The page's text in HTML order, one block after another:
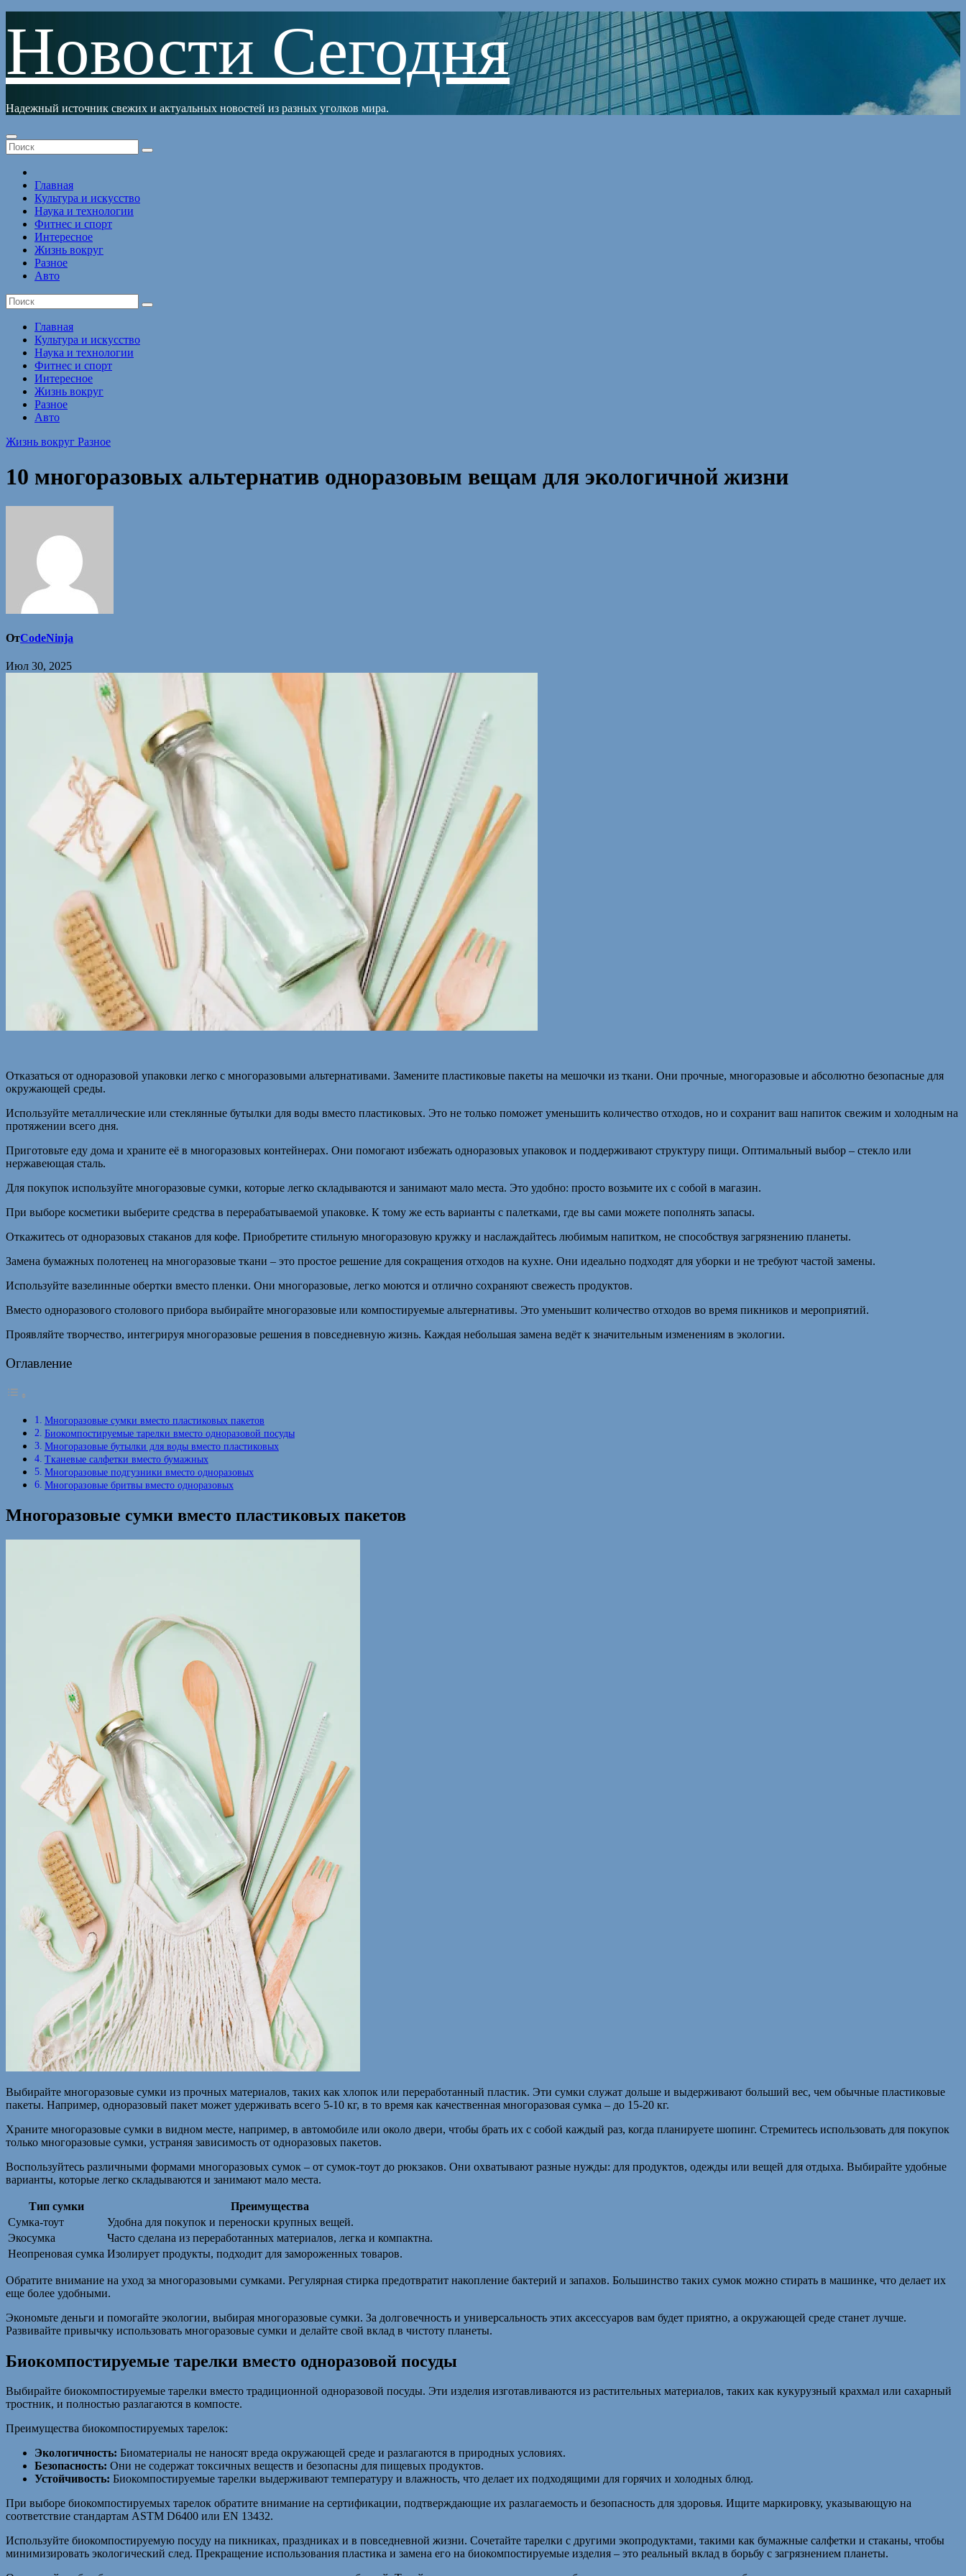
к
содержимому
Новости Сегодня
Надежный источник свежих и актуальных новостей из разных уголков мира.
Главная
Культура и искусство
Наука и технологии
Фитнес и спорт
Интересное
Жизнь вокруг
Разное
Авто
Главная
Культура и искусство
Наука и технологии
Фитнес и спорт
Интересное
Жизнь вокруг
Разное
Авто
Жизнь вокруг Разное
10 многоразовых альтернатив одноразовым вещам для экологичной жизни
ОтCodeNinja
Июл 30, 2025
Отказаться от одноразовой упаковки легко с многоразовыми альтернативами. Замените пластиковые пакеты на мешочки из ткани. Они прочные, многоразовые и абсолютно безопасные для
окружающей среды.
Используйте металлические или стеклянные бутылки для воды вместо пластиковых. Это не только поможет уменьшить количество отходов, но и сохранит ваш напиток свежим и холодным на
протяжении всего дня.
Приготовьте еду дома и храните её в многоразовых контейнерах. Они помогают избежать одноразовых упаковок и поддерживают структуру пищи. Оптимальный выбор – стекло или
нержавеющая сталь.
Для покупок используйте многоразовые сумки, которые легко складываются и занимают мало места. Это удобно: просто возьмите их с собой в магазин.
При выборе косметики выберите средства в перерабатываемой упаковке. К тому же есть варианты с палетками, где вы сами можете пополнять запасы.
Откажитесь от одноразовых стаканов для кофе. Приобретите стильную многоразовую кружку и наслаждайтесь любимым напитком, не способствуя загрязнению планеты.
Замена бумажных полотенец на многоразовые ткани – это простое решение для сокращения отходов на кухне. Они идеально подходят для уборки и не требуют частой замены.
Используйте вазелинные обертки вместо пленки. Они многоразовые, легко моются и отлично сохраняют свежесть продуктов.
Вместо одноразового столового прибора выбирайте многоразовые или компостируемые альтернативы. Это уменьшит количество отходов во время пикников и мероприятий.
Проявляйте творчество, интегрируя многоразовые решения в повседневную жизнь. Каждая небольшая замена ведёт к значительным изменениям в экологии.
Оглавление
Многоразовые сумки вместо пластиковых пакетов
Биокомпостируемые тарелки вместо одноразовой посуды
Многоразовые бутылки для воды вместо пластиковых
Тканевые салфетки вместо бумажных
Многоразовые подгузники вместо одноразовых
Многоразовые бритвы вместо одноразовых
Многоразовые сумки вместо пластиковых пакетов
Выбирайте многоразовые сумки из прочных материалов, таких как хлопок или переработанный пластик. Эти сумки служат дольше и выдерживают больший вес, чем обычные пластиковые
пакеты. Например, одноразовый пакет может удерживать всего 5-10 кг, в то время как качественная многоразовая сумка – до 15-20 кг.
Храните многоразовые сумки в видном месте, например, в автомобиле или около двери, чтобы брать их с собой каждый раз, когда планируете шопинг. Стремитесь использовать для покупок
только многоразовые сумки, устраняя зависимость от одноразовых пакетов.
Воспользуйтесь различными формами многоразовых сумок – от сумок-тоут до рюкзаков. Они охватывают разные нужды: для продуктов, одежды или вещей для отдыха. Выбирайте удобные
варианты, которые легко складываются и занимают мало места.
Тип сумки
Преимущества
Сумка-тоут
Удобна для покупок и переноски крупных вещей.
Экосумка
Часто сделана из переработанных материалов, легка и компактна.
Неопреновая сумка Изолирует продукты, подходит для замороженных товаров.
Обратите внимание на уход за многоразовыми сумками. Регулярная стирка предотвратит накопление бактерий и запахов. Большинство таких сумок можно стирать в машинке, что делает их
еще более удобными.
Экономьте деньги и помогайте экологии, выбирая многоразовые сумки. За долговечность и универсальность этих аксессуаров вам будет приятно, а окружающей среде станет лучше.
Развивайте привычку использовать многоразовые сумки и делайте свой вклад в чистоту планеты.
Биокомпостируемые тарелки вместо одноразовой посуды
Выбирайте биокомпостируемые тарелки вместо традиционной одноразовой посуды. Эти изделия изготавливаются из растительных материалов, таких как кукурузный крахмал или сахарный
тростник, и полностью разлагаются в компосте.
Преимущества биокомпостируемых тарелок:
Экологичность: Биоматериалы не наносят вреда окружающей среде и разлагаются в природных условиях.
Безопасность: Они не содержат токсичных веществ и безопасны для пищевых продуктов.
Устойчивость: Биокомпостируемые тарелки выдерживают температуру и влажность, что делает их подходящими для горячих и холодных блюд.
При выборе биокомпостируемых тарелок обратите внимание на сертификации, подтверждающие их разлагаемость и безопасность для здоровья. Ищите маркировку, указывающую на
соответствие стандартам ASTM D6400 или EN 13432.
Используйте биокомпостируемую посуду на пикниках, праздниках и в повседневной жизни. Сочетайте тарелки с другими экопродуктами, такими как бумажные салфетки и стаканы, чтобы
минимизировать экологический след. Прекращение использования пластика и замена его на биокомпостируемые изделия – это реальный вклад в борьбу с загрязнением планеты.